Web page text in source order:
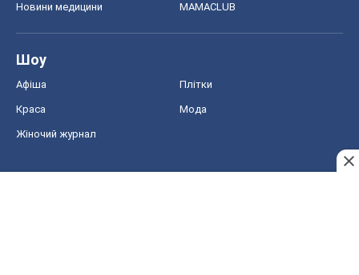
Новини медицини MAMACLUB
Шоу
Афіша Плітки
Краса Мода
Жіночий журнал